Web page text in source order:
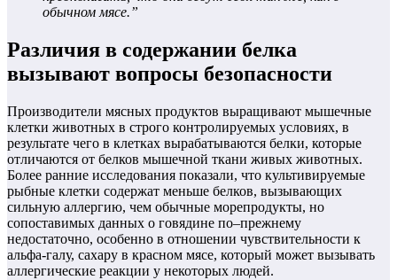
обычном мясе.”
Различия в содержании белка
вызывают вопросы безопасности
Производители мясных продуктов выращивают мышечные
клетки животных в строго контролируемых условиях, в
результате чего в клетках вырабатываются белки, которые
отличаются от белков мышечной ткани живых животных.
Более ранние исследования показали, что культивируемые
рыбные клетки содержат меньше белков, вызывающих
сильную аллергию, чем обычные морепродукты, но
сопоставимых данных о говядине по–прежнему
недостаточно, особенно в отношении чувствительности к
альфа-галу, сахару в красном мясе, который может вызывать
аллергические реакции у некоторых людей.